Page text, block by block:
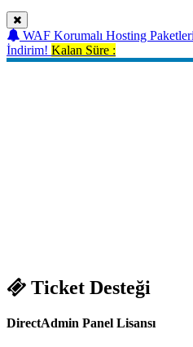
WAF Korumalı Hosting
İndirim! Kalan Süre :
Ticket Desteği
DirectAdmin Panel Lisansı